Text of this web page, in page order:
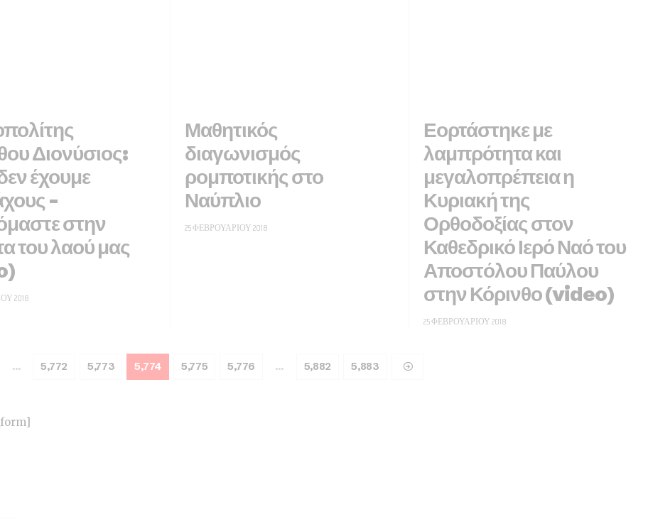
Διονύσιος:
έχουμε
–
στην
του λαού μας
2018
Μαθητικός
διαγωνισμός
ρομποτικής στο
Ναύπλιο
25 ΦΕΒΡΟΥΑΡΊΟΥ 2018
Εορτάστηκε με
λαμπρότητα και
μεγαλοπρέπεια η
Κυριακή της
Ορθοδοξίας στον
Καθεδρικό Ιερό Ναό του
Αποστόλου Παύλου
στην Κόρινθο (video)
25 ΦΕΒΡΟΥΑΡΊΟΥ 2018
… 5,772 5,773 5,774 5,775 5,776 … 5,882 5,883